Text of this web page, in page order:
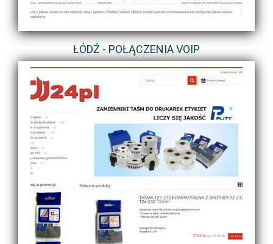
ŁÓDŹ - POŁĄCZENIA VOIP